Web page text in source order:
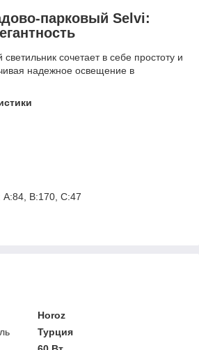
парковый Selvi:
сочетает в себе простоту и
надежное освещение в
A:84, B:170, C:47
Horoz
Турция